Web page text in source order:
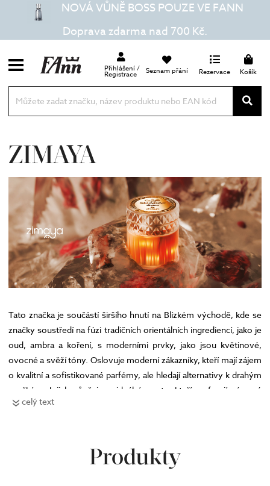
NOVÁ VŮNĚ BOSS POUZE VE FANN
Doprava zdarma nad 700 Kč.
Přihlášení /
Registrace Seznam přání Rezervace Košík
ZIMAYA
Tato značka je součástí širšího hnutí na Blízkém východě, kde se
značky soustředí na fúzi tradičních orientálních ingrediencí, jako je
oud, ambra a koření, s moderními prvky, jako jsou květinové,
ovocné a svěží tóny. Oslovuje moderní zákazníky, kteří mají zájem
o kvalitní a sofistikované parfémy, ale hledají alternativy k drahým
značkám. Jejich vůně jsou ideální pro ty, kteří preferují výrazné
a dlouhotrvající parfémy s orientálním dotekem, a zároveň chtějí
celý text
Produkty